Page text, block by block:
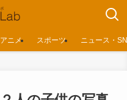
アニメ スポーツ ニュース・